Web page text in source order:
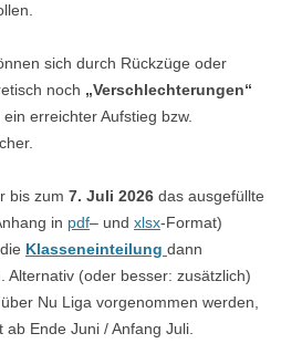
sich durch Rückzüge oder
noch „Verschlechterungen“
erreichter Aufstieg bzw.
bis zum 7. Juli 2026 das ausgefüllte
in pdf– und xlsx-Format)
Klasseneinteilung dann
Alternativ (oder besser: zusätzlich)
Nu Liga vorgenommen werden,
Ende Juni / Anfang Juli.